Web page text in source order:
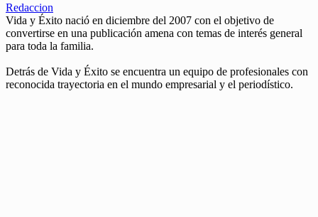
Redaccion
Vida y Éxito nació en diciembre del 2007 con el objetivo de
convertirse en una publicación amena con temas de interés general
para toda la familia.
Detrás de Vida y Éxito se encuentra un equipo de profesionales con
reconocida trayectoria en el mundo empresarial y el periodístico.